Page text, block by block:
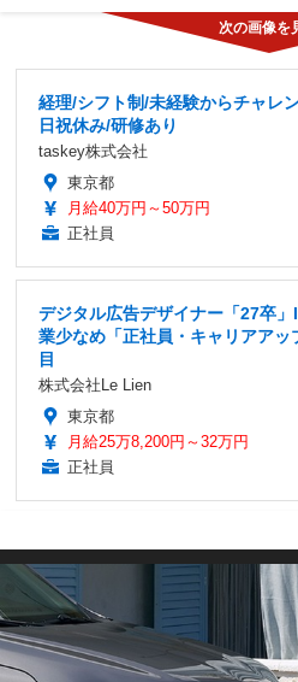
経理/シフト制/未経験からチャレ
日祝休み/研修あり
taskey株式会社
東京都
月給40万円～50万円
正社員
デジタル広告デザイナー「27卒
業少なめ「正社員・キャリアア
目
株式会社Le Lien
東京都
月給25万8,200円～32万円
正社員